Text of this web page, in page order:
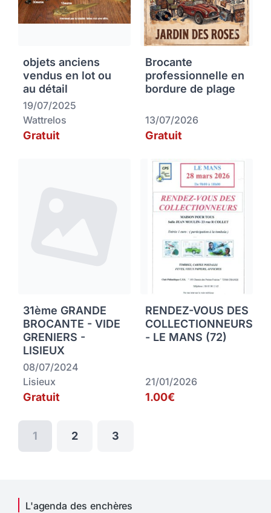
objets anciens
vendus en lot ou
au détail
19/07/2025
Wattrelos
Gratuit
Brocante
professionnelle en
bordure de plage
13/07/2026
Gratuit
31ème GRANDE
BROCANTE - VIDE
GRENIERS -
LISIEUX
08/07/2024
Lisieux
Gratuit
RENDEZ-VOUS DES
COLLECTIONNEURS
- LE MANS (72)
21/01/2026
1.00€
1 2 3
L'agenda des enchères